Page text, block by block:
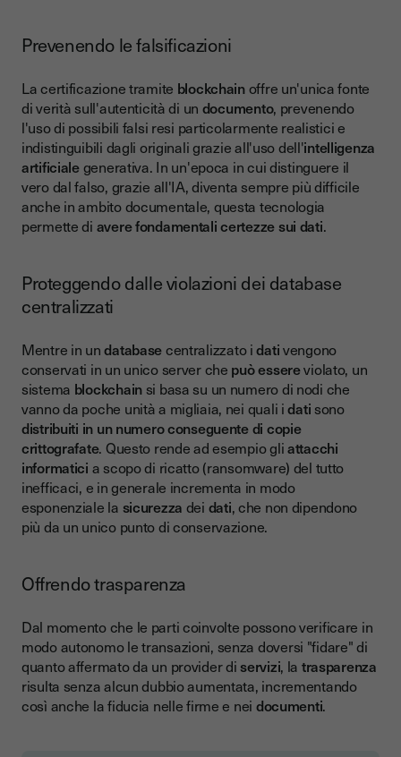
Prevenendo le falsificazioni
La certificazione tramite blockchainoffre un'unica fonte
di verità sull'autenticità di un documento, prevenendo
l'uso di possibili falsi resi particolarmente realistici e
indistinguibili dagli originali grazie all'uso dell'intelligenza
artificialegenerativa. In un'epoca in cui distinguere il
vero dal falso, grazie all'IA, diventa sempre più difficile
anche in ambito documentale, questa tecnologia
permette di avere fondamentali certezze sui dati.
Proteggendo dalle violazioni dei database
centralizzati
Mentre in undatabasecentralizzato idativengono
conservati in un unico server che può essereviolato, un
sistema blockchainsi basa su un numero di nodi che
vanno da poche unità a migliaia, nei quali idati sono
distribuiti in un numero conseguente di copie
crittografate. Questo rende ad esempio gliattacchi
informatici a scopo di ricatto (ransomware) del tutto
inefficaci, e in generale incrementa in modo
esponenziale la sicurezza dei dati, che non dipendono
più da un unico punto di conservazione.
Offrendo trasparenza
Dal momento che le parti coinvolte possono verificare in
modo autonomo le transazioni, senza doversi "fidare" di
quanto affermato da un provider diservizi, la trasparenza
risulta senza alcun dubbio aumentata, incrementando
così anche la fiducia nelle firme e nei documenti.